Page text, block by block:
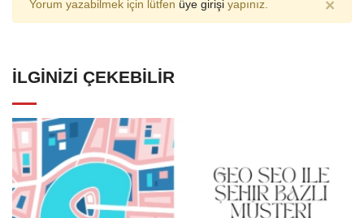
Yorum yazabilmek için lütfen üye girişi yapınız. ×
İLGINIZI ÇEKEBILIR